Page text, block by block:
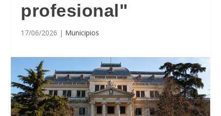
profesional"
17/06/2026 | Municipios